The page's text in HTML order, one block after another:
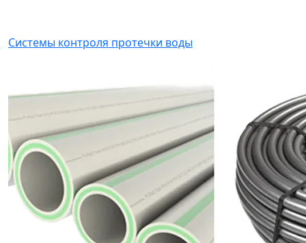
Системы контроля протечки воды